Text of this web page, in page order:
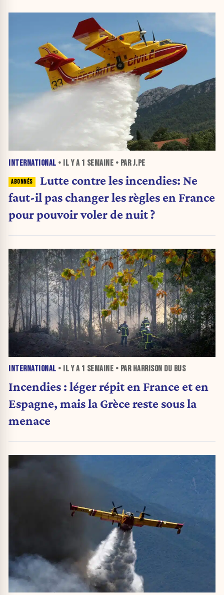
INTERNATIONAL • IL Y A 1 SEMAINE • PAR J.PE
Lutte contre les incendies: Ne
faut-il pas changer les règles en France
pour pouvoir voler de nuit ?
INTERNATIONAL • IL Y A 1 SEMAINE • PAR HARRISON DU BUS
Incendies : léger répit en France et en
Espagne, mais la Grèce reste sous la
menace